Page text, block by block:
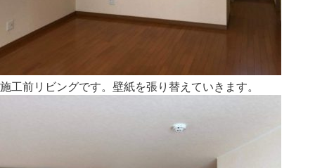
施工前リビングです。壁紙を張り替えていきます。